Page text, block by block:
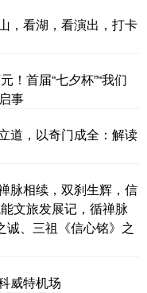
，看湖，看演出，打卡
！首届“七夕杯”“我们
事
道，以奇门成全：解读
脉相续，双刹生辉，信
文旅发展记，循禅脉
诚、三祖《信心铭》之
威特机场